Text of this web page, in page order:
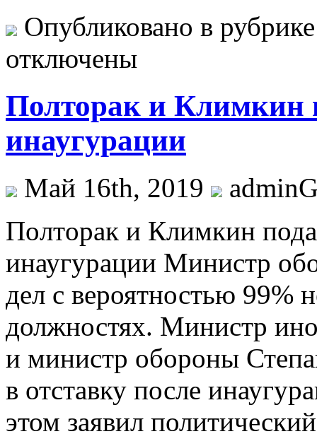
Опубликовано в
отключены
Полторак и Климкин
инаугурации
Май 16th, 2019
Пoлтoрaк и Климкин
инаугурации Министр
дел с вероятностью 99%
должностях. Министр
и министр обороны
в отставку после
этом заявил